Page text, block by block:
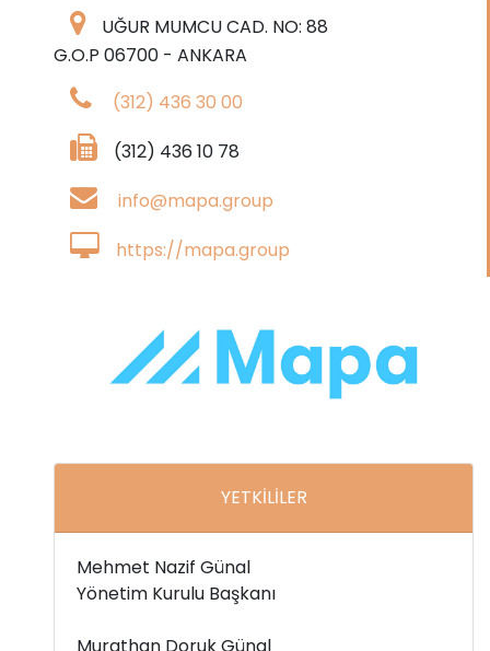
UĞUR MUMCU CAD. NO: 88
G.O.P 06700 - ANKARA
(312) 436 30 00
(312) 436 10 78
info@mapa.group
https://mapa.group
YETKİLİLER
Mehmet Nazif Günal
Yönetim Kurulu Başkanı